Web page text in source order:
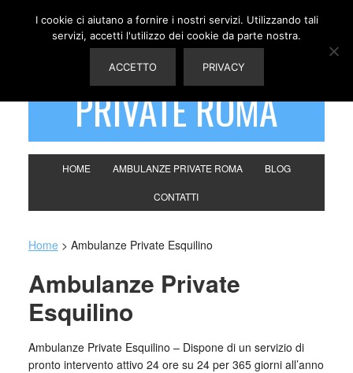
AMBULANZE
PRIVATE ROMA
HOME AMBULANZE PRIVATE ROMA BLOG
CONTATTI
Home > Ambulanze Private Esquilino
Ambulanze Private
Esquilino
Ambulanze Private Esquilino – Dispone di un servizio di
pronto intervento attivo 24 ore su 24 per 365 giorni all’anno
I cookie ci aiutano a fornire i nostri servizi. Utilizzando tali
servizi, accetti l'utilizzo dei cookie da parte nostra.
ACCETTO PRIVACY